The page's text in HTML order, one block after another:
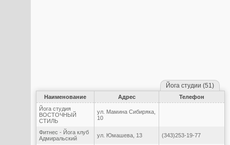
Йога студии (51)
Наименование Адрес
Телефон
Йога студия
ВОСТОЧНЫЙ
СТИЛЬ
ул. Мамина Сибиряка,
10
Фитнес - Йога клуб
Адмиральский
ул. Юмашева, 13 (343)253-19-77